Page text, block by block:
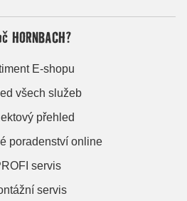
HORNBACH?
E-shopu
všech služeb
přehled
poradenství online
servis
servis